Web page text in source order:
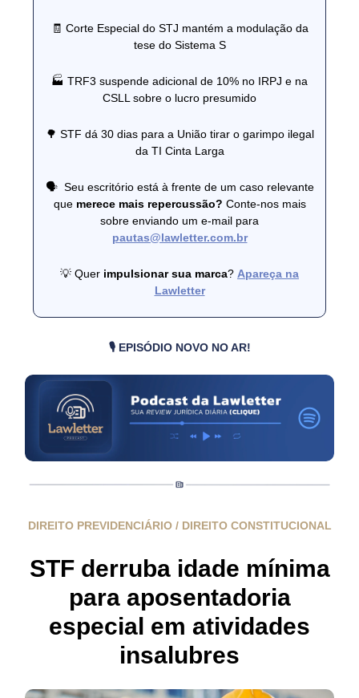
🧾 Corte Especial do STJ mantém a modulação da
tese do Sistema S
🏭 TRF3 suspende adicional de 10% no IRPJ e na
CSLL sobre o lucro presumido
🌳 STF dá 30 dias para a União tirar o garimpo ilegal
da TI Cinta Larga
🗣 ️ Seu escritório está à frente de um caso relevante
que merece mais repercussão? Conte-nos mais
sobre enviando um e-mail para
pautas@lawletter.com.br
💡 Quer impulsionar sua marca? Apareça na
Lawletter
🎙️ EPISÓDIO NOVO NO AR!
DIREITO PREVIDENCIÁRIO / DIREITO CONSTITUCIONAL
STF derruba idade mínima
para aposentadoria
especial em atividades
insalubres